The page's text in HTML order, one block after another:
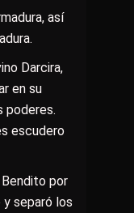
así
Darcira,
en su
poderes.
escudero
por
separó los